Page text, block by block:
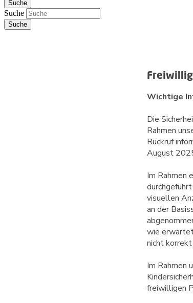
Suche
Wichtige
Die
Rahmen
Rückruf
Im Rahmen
visuellen
an der
wie
nicht
Im Rahmen
freiwilligen